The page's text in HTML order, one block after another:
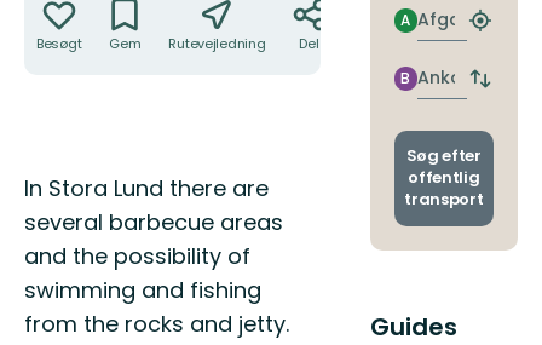
Besøgt Gem Rutevejledning Del
Beskrivelse
In Stora Lund there are
several barbecue areas
and the possibility of
swimming and fishing
from the rocks and jetty.
Afgang
A
Find
Ankomst
B
Skift
og
Søg efter
offentlig
transport
Guides